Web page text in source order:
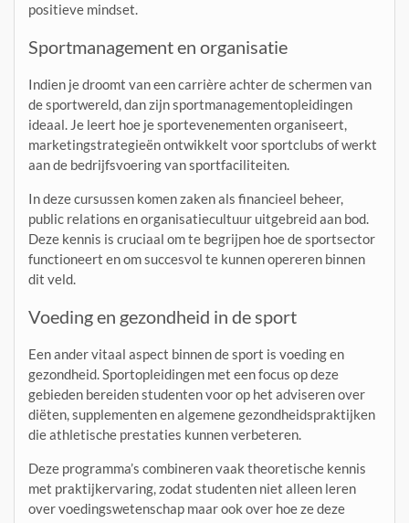
positieve mindset.
Sportmanagement en organisatie
Indien je droomt van een carrière achter de schermen van
de sportwereld, dan zijn sportmanagementopleidingen
ideaal. Je leert hoe je sportevenementen organiseert,
marketingstrategieën ontwikkelt voor sportclubs of werkt
aan de bedrijfsvoering van sportfaciliteiten.
In deze cursussen komen zaken als financieel beheer,
public relations en organisatiecultuur uitgebreid aan bod.
Deze kennis is cruciaal om te begrijpen hoe de sportsector
functioneert en om succesvol te kunnen opereren binnen
dit veld.
Voeding en gezondheid in de sport
Een ander vitaal aspect binnen de sport is voeding en
gezondheid. Sportopleidingen met een focus op deze
gebieden bereiden studenten voor op het adviseren over
diëten, supplementen en algemene gezondheidspraktijken
die athletische prestaties kunnen verbeteren.
Deze programma’s combineren vaak theoretische kennis
met praktijkervaring, zodat studenten niet alleen leren
over voedingswetenschap maar ook over hoe ze deze